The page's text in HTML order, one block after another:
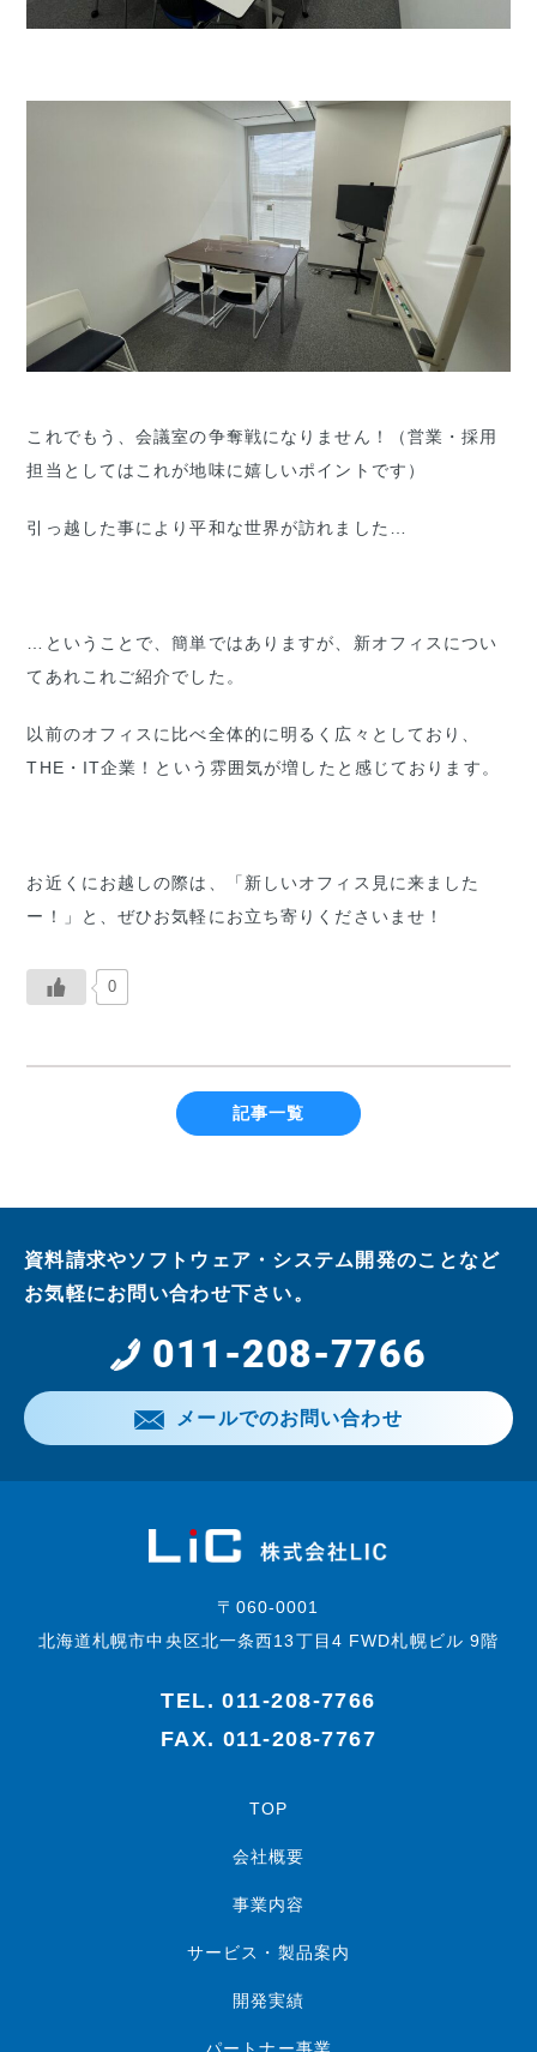
これでもう、会議室の争奪戦になりません！（営業・採用
担当としてはこれが地味に嬉しいポイントです）
引っ越した事により平和な世界が訪れました…
…ということで、簡単ではありますが、新オフィスについ
てあれこれご紹介でした。
以前のオフィスに比べ全体的に明るく広々としており、
THE・IT企業！という雰囲気が増したと感じております。
お近くにお越しの際は、「新しいオフィス見に来ました
ー！」と、ぜひお気軽にお立ち寄りくださいませ！
0
記事一覧
資料請求やソフトウェア・システム開発のことなど
お気軽にお問い合わせ下さい。
011-208-7766
メールでのお問い合わせ
〒060-0001
北海道札幌市中央区北一条西13丁目4 FWD札幌ビル 9階
TEL.011-208-7766
FAX. 011-208-7767
TOP
会社概要
事業内容
サービス・製品案内
開発実績